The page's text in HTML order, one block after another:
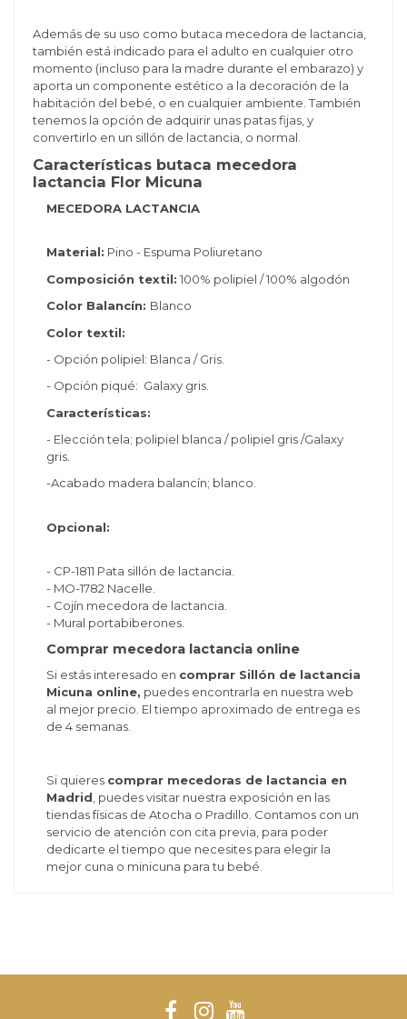
Además de su uso como butaca mecedora de lactancia,
también está indicado para el adulto en cualquier otro
momento (incluso para la madre durante el embarazo) y
aporta un componente estético a la decoración de la
habitación del bebé, o en cualquier ambiente. También
tenemos la opción de adquirir unas patas fijas, y
convertirlo en un sillón de lactancia, o normal.
Características butaca mecedora
lactancia Flor Micuna
MECEDORA LACTANCIA
Material: Pino - Espuma Poliuretano
Composición textil: 100% polipiel / 100% algodón
Color Balancín: Blanco
Color textil:
- Opción polipiel: Blanca / Gris.
- Opción piqué: Galaxy gris.
Características:
- Elección tela; polipiel blanca / polipiel gris /Galaxy
gris.
-Acabado madera balancín; blanco.
Opcional:
- CP-1811 Pata sillón de lactancia.
- MO-1782 Nacelle.
- Cojín mecedora de lactancia.
- Mural portabiberones.
Comprar mecedora lactancia online
Si estás interesado en comprar Sillón de lactancia
Micuna online, puedes encontrarla en nuestra web
al mejor precio. El tiempo aproximado de entrega es
de 4 semanas.
Si quieres comprar mecedoras de lactancia en
Madrid , puedes visitar nuestra exposición en las
tiendas físicas de Atocha o Pradillo. Contamos con un
servicio de atención con cita previa, para poder
dedicarte el tiempo que necesites para elegir la
mejor cuna o minicuna para tu bebé.